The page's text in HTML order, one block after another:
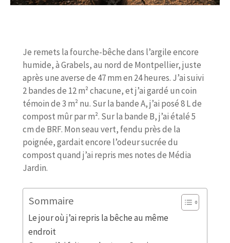
Je remets la fourche-bêche dans l’argile encore
humide, à Grabels, au nord de Montpellier, juste
après une averse de 47 mm en 24 heures. J’ai suivi
2 bandes de 12 m² chacune, et j’ai gardé un coin
témoin de 3 m² nu. Sur la bande A, j’ai posé 8 L de
compost mûr par m². Sur la bande B, j’ai étalé 5
cm de BRF. Mon seau vert, fendu près de la
poignée, gardait encore l’odeur sucrée du
compost quand j’ai repris mes notes de Média
Jardin.
Sommaire
Le jour où j’ai repris la bêche au même
endroit